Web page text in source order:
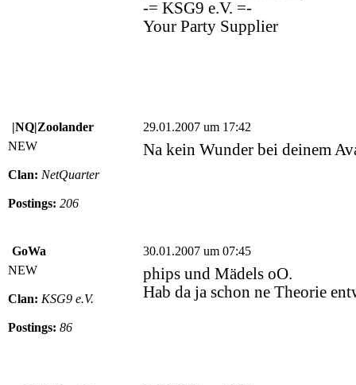
-= KSG9 e.V. =-
Your Party Supplier
|NQ|Zoolander
29.01.2007 um 17:42
NEW
Clan: NetQuarter
Postings: 206
Na kein Wunder bei deinem
GoWa
30.01.2007 um 07:45
NEW
Clan: KSG9 e.V.
Postings: 86
phips und Mädels oO.
Hab da ja schon ne Theorie